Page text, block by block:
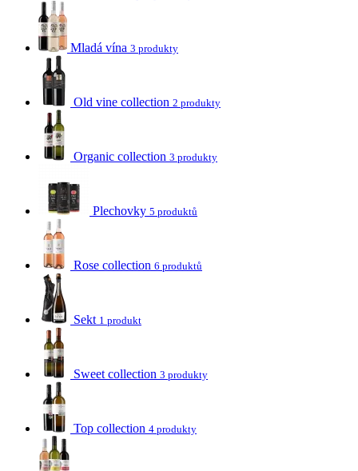
Mladá vína 3 produkty
Old vine collection 2 produkty
Organic collection 3 produkty
Plechovky 5 produktů
Rose collection 6 produktů
Sekt 1 produkt
Sweet collection 3 produkty
Top collection 4 produkty